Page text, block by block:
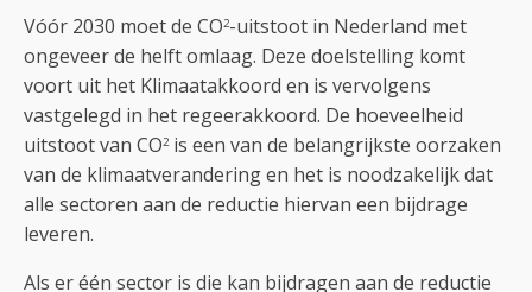
Vóór 2030 moet de CO2-uitstoot in Nederland met
ongeveer de helft omlaag. Deze doelstelling komt
voort uit het Klimaatakkoord en is vervolgens
vastgelegd in het regeerakkoord. De hoeveelheid
uitstoot van CO2is een van de belangrijkste oorzaken
van de klimaatverandering en het is noodzakelijk dat
alle sectoren aan de reductie hiervan een bijdrage
leveren.
Als er één sector is die kan bijdragen aan de reductie